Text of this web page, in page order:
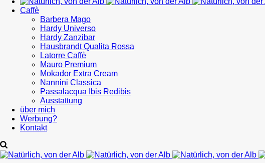
Caffè
Barbera Mago
Hardy Universo
Hardy Zanzibar
Hausbrandt Qualita Rossa
Latorre Caffè
Mauro Premium
Mokador Extra Cream
Nannini Classica
Passalacqua Ibis Redibis
Ausstattung
über mich
Werbung?
Kontakt